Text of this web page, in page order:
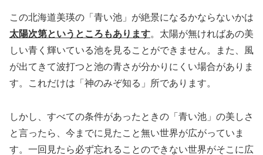
この北海道美瑛の「青い池」が絶景になるかならないかは
太陽次第というところもあります。太陽が無ければあの美
しい青く輝いている池を見ることができません。また、風
が出てきて波打つと池の青さが分かりにくい場合がありま
す。これだけは「神のみぞ知る」所であります。
しかし、すべての条件があったときの「青い池」の美しさ
と言ったら、今までに見たこと無い世界が広がっていま
す。一回見たら必ず忘れることのできない世界がそこに広